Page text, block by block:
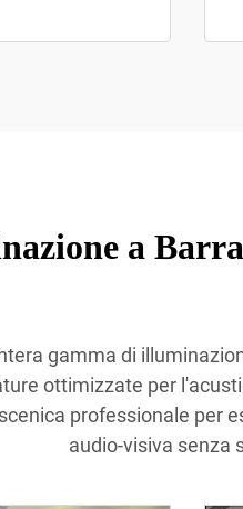
a
gamma di
ottimizzate per
professionale per
audio-visiva senza